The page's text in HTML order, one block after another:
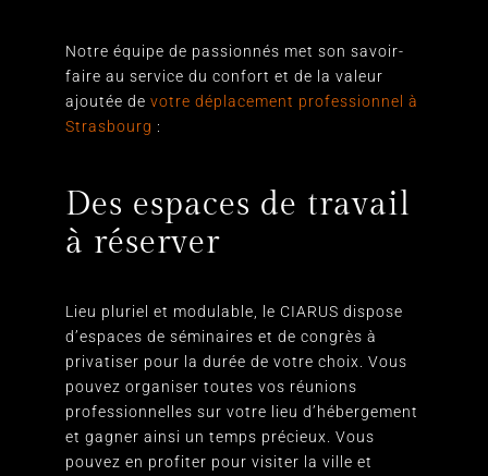
Notre équipe de passionnés met son savoir-
faire au service du confort et de la valeur
ajoutée de votre déplacement professionnel à
Strasbourg :
Des espaces de travail
à réserver
Lieu pluriel et modulable, le CIARUS dispose
d’espaces de séminaires et de congrès à
privatiser pour la durée de votre choix. Vous
pouvez organiser toutes vos réunions
professionnelles sur votre lieu d’hébergement
et gagner ainsi un temps précieux. Vous
pouvez en profiter pour visiter la ville et